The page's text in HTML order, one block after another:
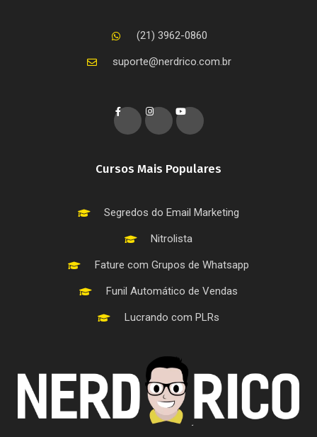
Cursos Mais Populares
Segredos do Email Marketing
Nitrolista
Fature com Grupos de Whatsapp
Funil Automático de Vendas
Lucrando com PLRs
(21) 3962-0860
suporte@nerdrico.com.br